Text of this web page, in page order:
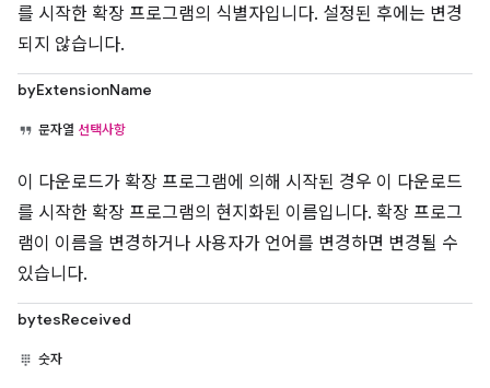
를 시작한 확장 프로그램의 식별자입니다. 설정된 후에는 변경
되지 않습니다.
byExtensionName
문자열 선택사항
이 다운로드가 확장 프로그램에 의해 시작된 경우 이 다운로드
를 시작한 확장 프로그램의 현지화된 이름입니다. 확장 프로그
램이 이름을 변경하거나 사용자가 언어를 변경하면 변경될 수
있습니다.
bytesReceived
숫자